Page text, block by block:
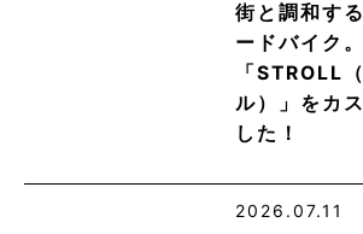
街と調和す
ードバイク
「STROLL
ル）」をカ
した！
2026.07.11